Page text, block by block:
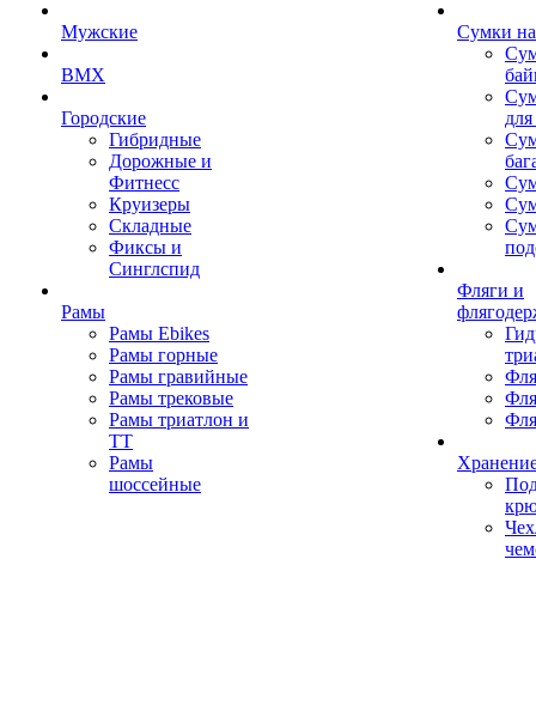
Мужские
BMX
Городские
Гибридные
Дорожные и
Фитнесс
Круизеры
Складные
Фиксы и
Синглспид
Рамы
Рамы Ebikes
Рамы горные
Рамы гравийные
Рамы трековые
Рамы триатлон и
ТТ
Рамы
шоссейные
Сумки
Фляги и